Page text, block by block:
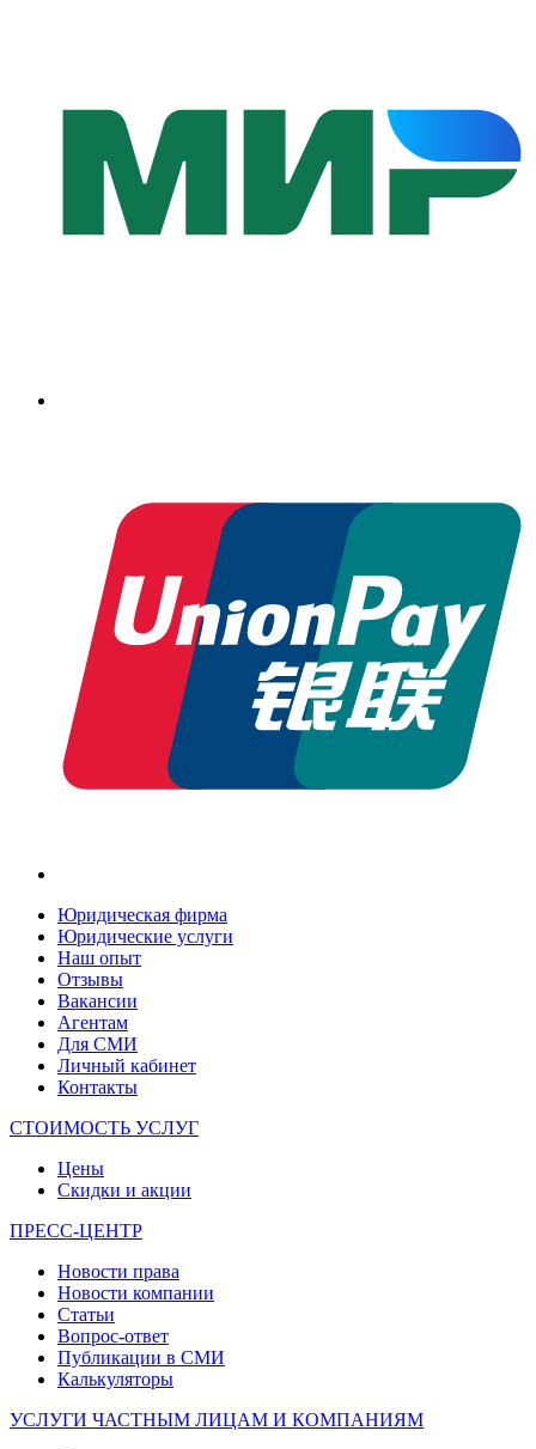
Юридическая фирма
Юридические услуги
Наш опыт
Отзывы
Вакансии
Агентам
Для СМИ
Личный кабинет
Контакты
СТОИМОСТЬ УСЛУГ
Цены
Скидки и акции
ПРЕСС-ЦЕНТР
Новости права
Новости компании
Статьи
Вопрос-ответ
Публикации в СМИ
Калькуляторы
УСЛУГИ ЧАСТНЫМ ЛИЦАМ И КОМПАНИЯМ